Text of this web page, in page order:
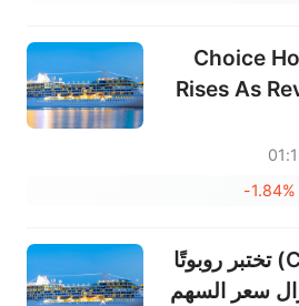
Choice
Rises As
-1.84%
شركة كارنيفال (CCL) تختبر روبوتًا
سعر السهم